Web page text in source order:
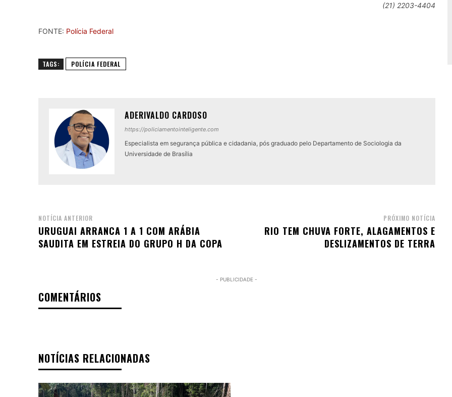
(21) 2203-4404
FONTE: Polícia Federal
TAGS: POLÍCIA FEDERAL
ADERIVALDO CARDOSO
https://policiamentointeligente.com
Especialista em segurança pública e cidadania, pós graduado pelo Departamento de Sociologia da
Universidade de Brasília
NOTÍCIA ANTERIOR
URUGUAI ARRANCA 1 A 1 COM ARÁBIA
SAUDITA EM ESTREIA DO GRUPO H DA COPA
PRÓXIMO NOTÍCIA
RIO TEM CHUVA FORTE, ALAGAMENTOS E
DESLIZAMENTOS DE TERRA
- PUBLICIDADE -
COMENTÁRIOS
NOTÍCIAS RELACIONADAS